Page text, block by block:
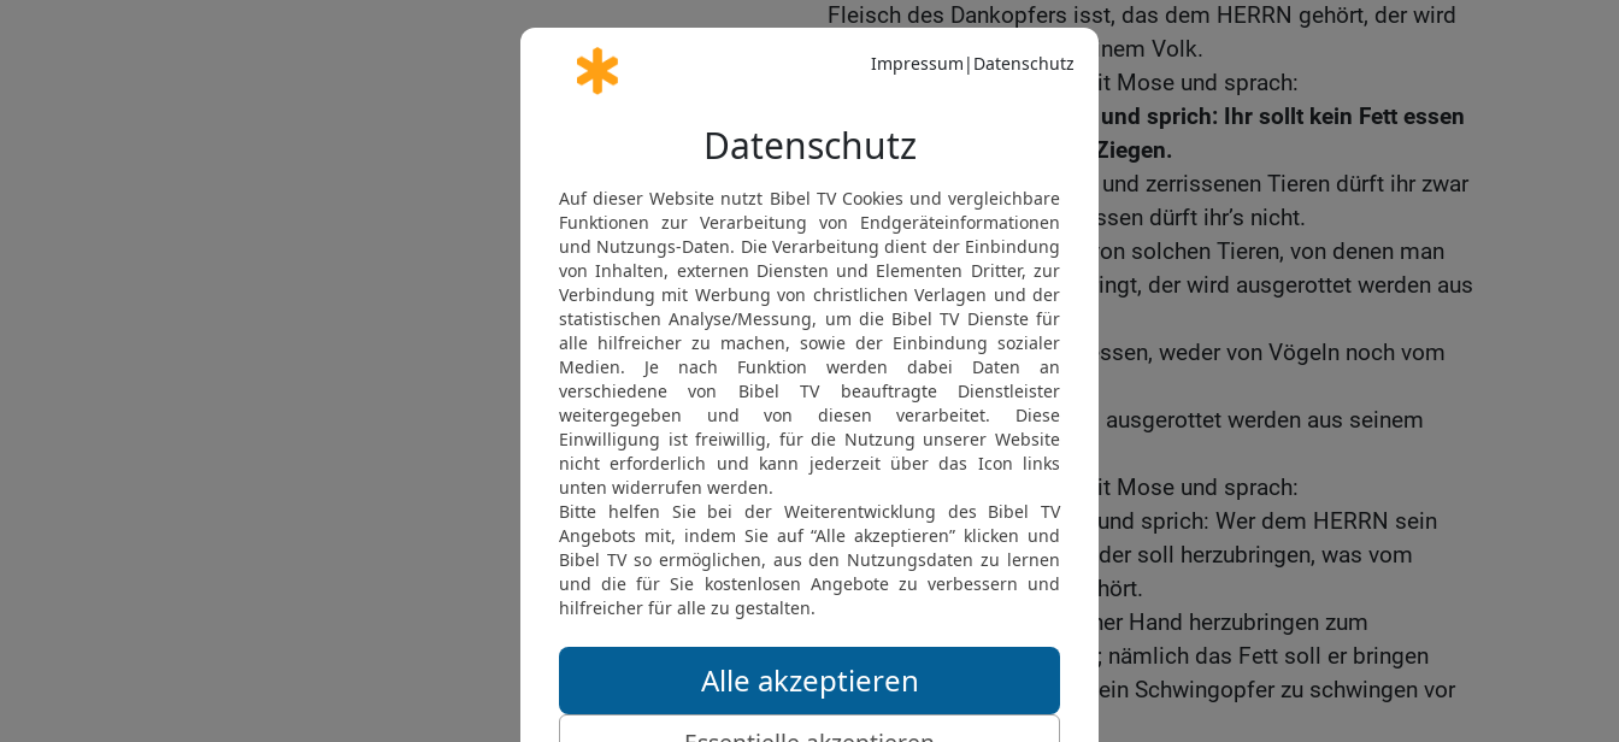
Fleisch des Dankopfers isst, das dem HERRN gehört, der wird
ausgerottet werden aus seinem Volk.
Und der HERR redete mit Mose und sprach:
Rede mit den Israeliten und sprich: Ihr sollt kein Fett essen
von Stieren, Schafen und Ziegen.
Das Fett von gefallenen und zerrissenen Tieren dürft ihr zwar
zu allerlei benutzen, aber essen dürft ihr’s nicht.
25 Denn wer das Fett isst von solchen Tieren, von denen man
dem HERRN Feueropfer bringt, der wird ausgerottet werden aus
seinem Volk.
26 Ihr sollt auch kein Blut essen, weder von Vögeln noch vom
Vieh, überall, wo ihr wohnt.
27 Jeder, der Blut isst, wird ausgerottet werden aus seinem
Volk.
Und der HERR redete mit Mose und sprach:
29 Rede mit den Israeliten und sprich: Wer dem HERRN sein
Dankopfer darbringen will, der soll herzubringen, was vom
Dankopfer dem HERRN gehört.
Er soll es aber mit eigener Hand herzubringen zum
Feueropfer für den HERRN; nämlich das Fett soll er bringen
samt der Brust, um sie als ein Schwingopfer zu schwingen vor
dem HERRN.